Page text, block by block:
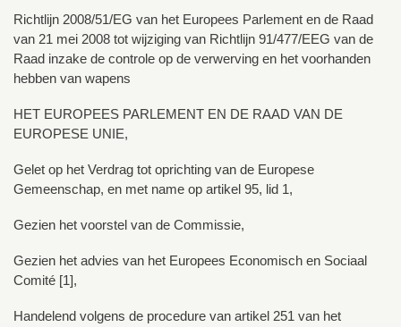
Richtlijn 2008/51/EG van het Europees Parlement en de Raad
van 21 mei 2008 tot wijziging van Richtlijn 91/477/EEG van de
Raad inzake de controle op de verwerving en het voorhanden
hebben van wapens
HET EUROPEES PARLEMENT EN DE RAAD VAN DE
EUROPESE UNIE,
Gelet op het Verdrag tot oprichting van de Europese
Gemeenschap, en met name op artikel 95, lid 1,
Gezien het voorstel van de Commissie,
Gezien het advies van het Europees Economisch en Sociaal
Comité [1],
Handelend volgens de procedure van artikel 251 van het